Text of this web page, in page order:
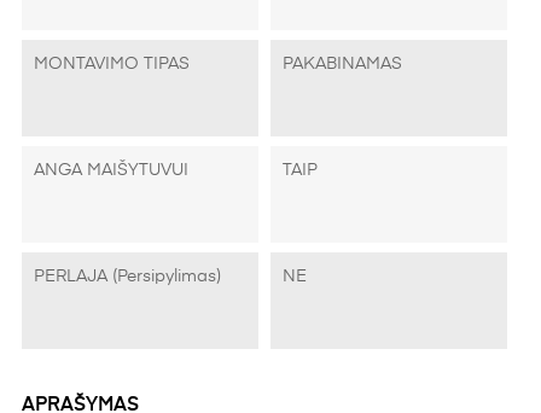
MONTAVIMO TIPAS PAKABINAMAS
ANGA MAIŠYTUVUI TAIP
PERLAJA (persipylimas) NE
APRAŠYMAS